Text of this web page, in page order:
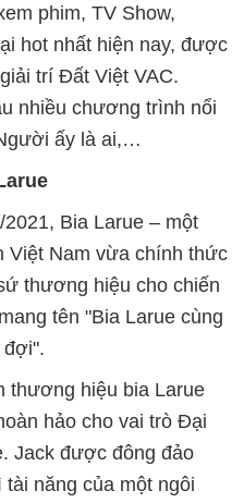
phim, TV Show,
hot nhất hiện nay, được
trí Đất Việt VAC.
nhiều chương trình nổi
ấy là ai,…
Bia Larue – một
Việt Nam vừa chính thức
thương hiệu cho chiến
tên "Bia Larue cùng
đợi".
thương hiệu bia Larue
hảo cho vai trò Đại
Jack được đông đảo
năng của một ngôi